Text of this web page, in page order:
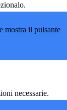
necessarie.